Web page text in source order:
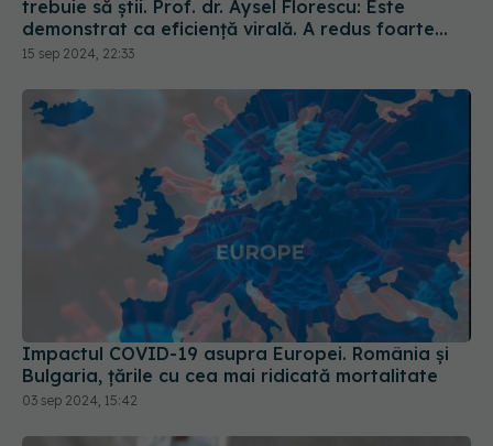
Impactul COVID-19 asupra Europei. România și
Bulgaria, țările cu cea mai ridicată mortalitate
03 sep 2024, 15:42